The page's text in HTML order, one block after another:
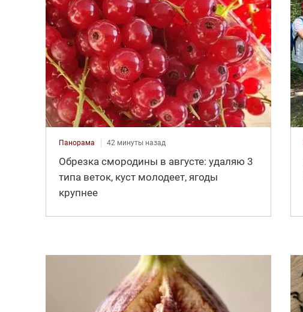
Панорама 42 минуты назад
Обрезка смородины в августе: удаляю 3
типа веток, куст молодеет, ягоды
крупнее